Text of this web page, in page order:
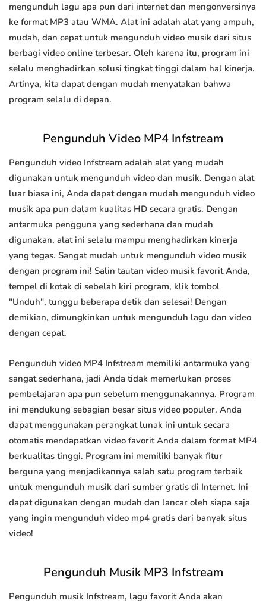
mengunduh lagu apa pun dari internet dan mengonversinya
ke format MP3 atau WMA. Alat ini adalah alat yang ampuh,
mudah, dan cepat untuk mengunduh video musik dari situs
berbagi video online terbesar. Oleh karena itu, program ini
selalu menghadirkan solusi tingkat tinggi dalam hal kinerja.
Artinya, kita dapat dengan mudah menyatakan bahwa
program selalu di depan.
Pengunduh Video MP4 Infstream
Pengunduh video Infstream adalah alat yang mudah
digunakan untuk mengunduh video dan musik. Dengan alat
luar biasa ini, Anda dapat dengan mudah mengunduh video
musik apa pun dalam kualitas HD secara gratis. Dengan
antarmuka pengguna yang sederhana dan mudah
digunakan, alat ini selalu mampu menghadirkan kinerja
yang tegas. Sangat mudah untuk mengunduh video musik
dengan program ini! Salin tautan video musik favorit Anda,
tempel di kotak di sebelah kiri program, klik tombol
"Unduh", tunggu beberapa detik dan selesai! Dengan
demikian, dimungkinkan untuk mengunduh lagu dan video
dengan cepat.
Pengunduh video MP4 Infstream memiliki antarmuka yang
sangat sederhana, jadi Anda tidak memerlukan proses
pembelajaran apa pun sebelum menggunakannya. Program
ini mendukung sebagian besar situs video populer. Anda
dapat menggunakan perangkat lunak ini untuk secara
otomatis mendapatkan video favorit Anda dalam format MP4
berkualitas tinggi. Program ini memiliki banyak fitur
berguna yang menjadikannya salah satu program terbaik
untuk mengunduh musik dari sumber gratis di Internet. Ini
dapat digunakan dengan mudah dan lancar oleh siapa saja
yang ingin mengunduh video mp4 gratis dari banyak situs
video!
Pengunduh Musik MP3 Infstream
Pengunduh musik Infstream, lagu favorit Anda akan